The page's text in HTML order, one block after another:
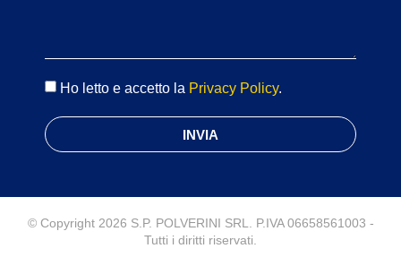
Ho letto e accetto la Privacy Policy.
INVIA
© Copyright 2026 S.P. POLVERINI SRL. P.IVA 06658561003 -
Tutti i diritti riservati.